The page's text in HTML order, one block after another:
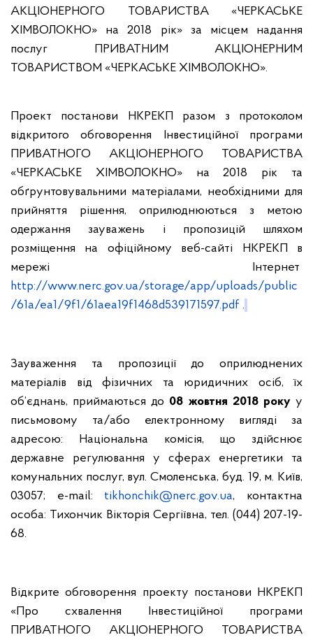
АКЦІОНЕРНОГО ТОВАРИСТВА «ЧЕРКАСЬКЕ
ХІМВОЛОКНО» на 2018 рік» за місцем надання
послуг ПРИВАТНИМ АКЦІОНЕРНИМ
ТОВАРИСТВОМ «ЧЕРКАСЬКЕ ХІМВОЛОКНО».
Проект постанови НКРЕКП разом з протоколом
відкритого обговорення Інвестиційної програми
ПРИВАТНОГО АКЦІОНЕРНОГО ТОВАРИСТВА
«ЧЕРКАСЬКЕ ХІМВОЛОКНО» на 2018 рік та
обґрунтовувальними матеріалами, необхідними для
прийняття рішення, оприлюднюються з метою
одержання зауважень і пропозицій шляхом
розміщення на офіційному веб-сайті НКРЕКП в
мережі Інтернет
http://www.nerc.gov.ua/storage/app/uploads/public
/61a/ea1/9f1/61aea19f1468d539171597.pdf .
Зауваження та пропозиції до оприлюднених
матеріалів від фізичних та юридичних осіб, їх
об’єднань, приймаються до 08 жовтня 2018 рокуу
письмовому та/або електронному вигляді за
адресою: Національна комісія, що здійснює
державне регулювання у сферах енергетики та
комунальних послуг, вул. Смоленська, буд. 19, м. Київ,
03057; e-mail: tikhonchik@nerc.gov.ua, контактна
особа: Тихончик Вікторія Сергіївна, тел. (044) 207-19-
68.
Відкрите обговорення проекту постанови НКРЕКП
«Про схвалення Інвестиційної програми
ПРИВАТНОГО АКЦІОНЕРНОГО ТОВАРИСТВА